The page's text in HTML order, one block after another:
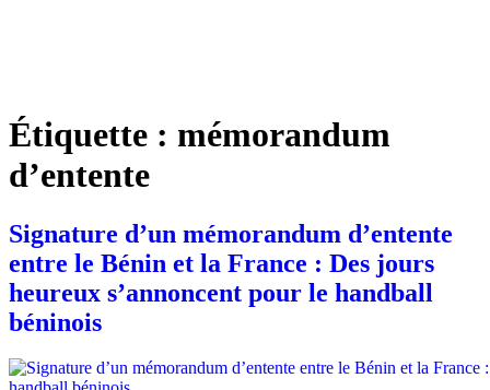
Étiquette : mémorandum
d’entente
Signature d’un mémorandum d’entente
entre le Bénin et la France : Des jours
heureux s’annoncent pour le handball
béninois